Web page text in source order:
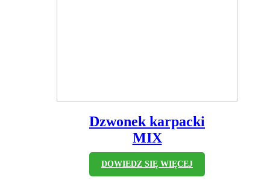
Dzwonek karpacki
MIX
DOWIEDZ SIĘ WIĘCEJ